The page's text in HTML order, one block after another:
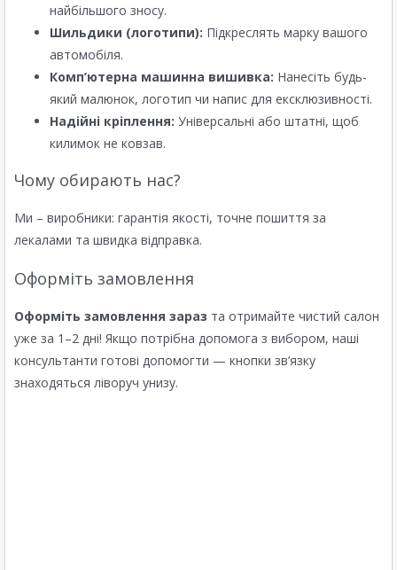
найбільшого зносу.
Шильдики (логотипи): Підкреслять марку вашого
автомобіля.
Комп’ютерна машинна вишивка: Нанесіть будь-
який малюнок, логотип чи напис для ексклюзивності.
Надійні кріплення: Універсальні або штатні, щоб
килимок не ковзав.
Чому обирають нас?
Ми – виробники: гарантія якості, точне пошиття за
лекалами та швидка відправка.
Оформіть замовлення
Оформіть замовлення зараз та отримайте чистий салон
уже за 1–2 дні! Якщо потрібна допомога з вибором, наші
консультанти готові допомогти — кнопки зв’язку
знаходяться ліворуч унизу.